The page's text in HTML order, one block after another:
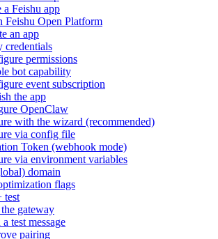
a Feishu app
Feishu Open Platform
an app
credentials
permissions
bot capability
event subscription
the app
OpenClaw
with the wizard (recommended)
via config file
Token (webhook mode)
via environment variables
domain
flags
test
gateway
test message
pairing